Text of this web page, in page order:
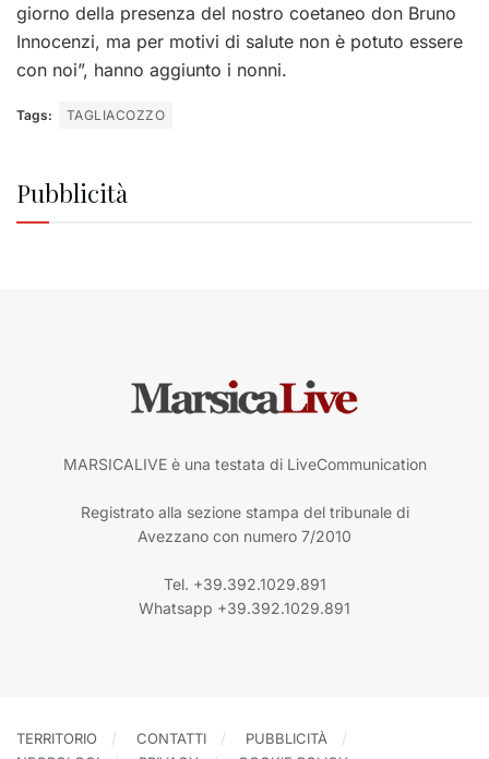
giorno della presenza del nostro coetaneo don Bruno
Innocenzi, ma per motivi di salute non è potuto essere
con noi”, hanno aggiunto i nonni.
Tags: TAGLIACOZZO
Pubblicità
MARSICALIVE è una testata di LiveCommunication
Registrato alla sezione stampa del tribunale di
Avezzano con numero 7/2010
Tel. +39.392.1029.891
Whatsapp +39.392.1029.891
TERRITORIO CONTATTI
PUBBLICITÀ